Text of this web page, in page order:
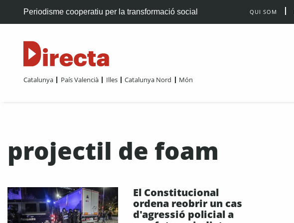
Periodisme cooperatiu per la transformació social QUI SOM
Catalunya País Valencià Illes Catalunya Nord Món
projectil de foam
El Constitucional
ordena reobrir un cas
d'agressió policial a